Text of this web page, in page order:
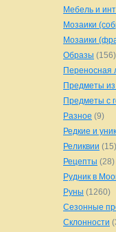
Мебель и
Мозаики
Мозаики
Образы (156)
Переносная
Предметы
Предметы с
Разное (9)
Редкие и
Реликвии (15)
Рецепты (28)
Рудник в
Руны (1260)
Сезонные
Склонности